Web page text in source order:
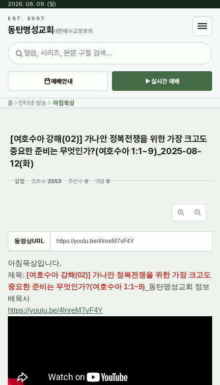
2026. 08. 09. (일) ·
EST. 2007
동탄명성교회 대한예수교장로회
예배안내 실시간 예배
홈 인터넷 방송 아침묵상
[여호수아 강해(02)] 가나안 정복전쟁을 위한 가장 크고도
중요한 준비는 무엇인가?(여호수아 1:1~9)_2025-08-
12(화)
갈렙 조회 수2553 추천 수0 댓글0
동영상URL https://youtu.be/4InreM7vF4Y
아침묵상입니다.
제목: [여호수아 강해(02)] 가나안 정복전쟁을 위한 가장 크고도
중요한 준비는 무엇인가?(여호수아 1:1~9) _동탄명성교회 정보
배목사
https://youtu.be/4InreM7vF4Y
Sketchbook5, 스케치북5
Sketchbook5, 스케치북5